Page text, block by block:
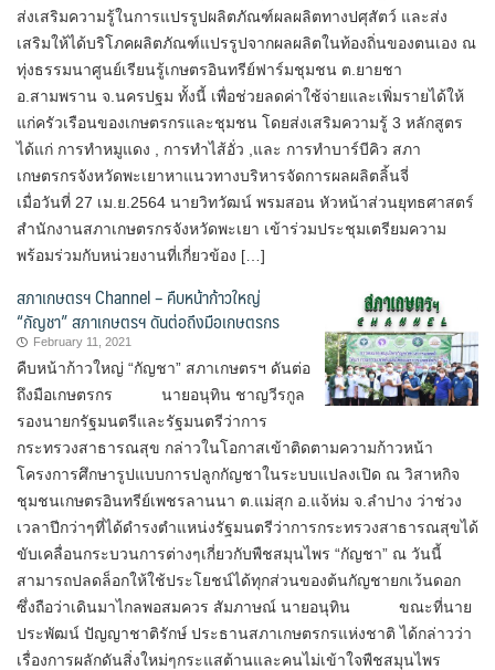
ส่งเสริมความรู้ในการแปรรูปผลิตภัณฑ์ผลผลิตทางปศุสัตว์ และส่ง
เสริมให้ได้บริโภคผลิตภัณฑ์แปรรูปจากผลผลิตในท้องถิ่นของตนเอง ณ
ทุ่งธรรมนาศูนย์เรียนรู้เกษตรอินทรีย์ฟาร์มชุมชน ต.ยายชา
อ.สามพราน จ.นครปฐม ทั้งนี้ เพื่อช่วยลดค่าใช้จ่ายและเพิ่มรายได้ให้
แก่ครัวเรือนของเกษตรกรและชุมชน โดยส่งเสริมความรู้ 3 หลักสูตร
ได้แก่ การทำหมูแดง , การทำไส้อั่ว ,และ การทำบาร์บีคิว สภา
เกษตรกรจังหวัดพะเยาหาแนวทางบริหารจัดการผลผลิตลิ้นจี่
เมื่อวันที่ 27 เม.ย.2564 นายวิทวัฒน์ พรมสอน หัวหน้าส่วนยุทธศาสตร์
สำนักงานสภาเกษตรกรจังหวัดพะเยา เข้าร่วมประชุมเตรียมความ
พร้อมร่วมกับหน่วยงานที่เกี่ยวข้อง […]
สภาเกษตรฯ Channel – คืบหน้าก้าวใหญ่
“กัญชา” สภาเกษตรฯ ดันต่อถึงมือเกษตรกร
February 11, 2021
คืบหน้าก้าวใหญ่ “กัญชา” สภาเกษตรฯ ดันต่อ
ถึงมือเกษตรกร นายอนุทิน ชาญวีรกูล
รองนายกรัฐมนตรีและรัฐมนตรีว่าการ
กระทรวงสาธารณสุข กล่าวในโอกาสเข้าติดตามความก้าวหน้า
โครงการศึกษารูปแบบการปลูกกัญชาในระบบแปลงเปิด ณ วิสาหกิจ
ชุมชนเกษตรอินทรีย์เพชรลานนา ต.แม่สุก อ.แจ้ห่ม จ.ลำปาง ว่าช่วง
เวลาปีกว่าๆที่ได้ดำรงตำแหน่งรัฐมนตรีว่าการกระทรวงสาธารณสุขได้
ขับเคลื่อนกระบวนการต่างๆเกี่ยวกับพืชสมุนไพร “กัญชา” ณ วันนี้
สามารถปลดล็อกให้ใช้ประโยชน์ได้ทุกส่วนของต้นกัญชายกเว้นดอก
ซึ่งถือว่าเดินมาไกลพอสมควร สัมภาษณ์ นายอนุทิน ขณะที่นาย
ประพัฒน์ ปัญญาชาติรักษ์ ประธานสภาเกษตรกรแห่งชาติ ได้กล่าวว่า
เรื่องการผลักดันสิ่งใหม่ๆกระแสต้านและคนไม่เข้าใจพืชสมุนไพร